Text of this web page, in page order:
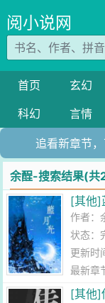
阅小说网
首页 玄幻
科幻
言情
追看新章节
余酲-搜索结果(共
[其他]
作者：
状态：
更新时
最新章
[其他]